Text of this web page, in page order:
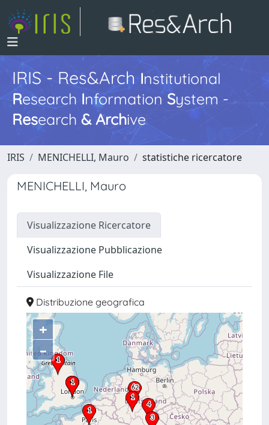
IRIS - Res&ArchInstitutional
Research InformationSystem -
Research & Archive
IRIS MENICHELLI, Mauro statistiche ricercatore
MENICHELLI, Mauro
Visualizzazione Ricercatore
Visualizzazione Pubblicazione
Visualizzazione File
Distribuzione geografica
+
–